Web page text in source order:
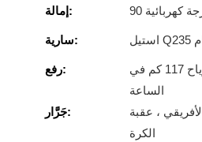
إمالة: درجة كهربائية
سارية:
رفع:
الرفع الهيدروليكي ، حمولة 100 كجم ، مقاومة للرياح 117 كم في
الساعة
جَرَّار:
، عقبة
الكرة